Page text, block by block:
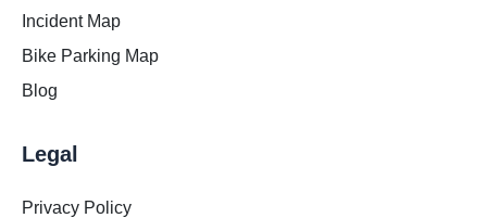
Incident Map
Bike Parking Map
Blog
Legal
Privacy Policy